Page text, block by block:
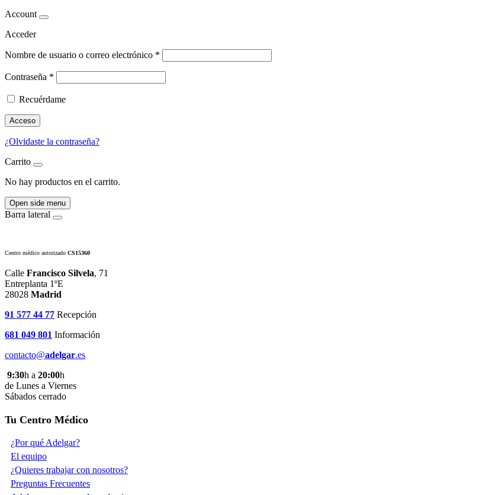
Account
Acceder
Nombre de usuario o correo electrónico *
Contraseña *
Recuérdame
Acceso
¿Olvidaste la contraseña?
Carrito
No hay productos en el carrito.
Open side menu
Barra lateral
Centro médico autorizado CS15360
Calle Francisco Silvela, 71
Entreplanta 1ºE
28028 Madrid
91 577 44 77 Recepción
681 049 801 Información
contacto@adelgar.es
9:30h a 20:00h
de Lunes a Viernes
Sábados cerrado
Tu Centro Médico
¿Por qué Adelgar?
El equipo
¿Quieres trabajar con nosotros?
Preguntas Frecuentes